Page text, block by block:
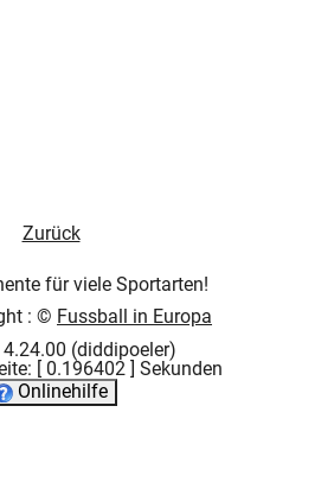
Zurück
für viele Sportarten!
: © Fussball in Europa
(diddipoeler)
[ 0.196402 ] Sekunden
Onlinehilfe